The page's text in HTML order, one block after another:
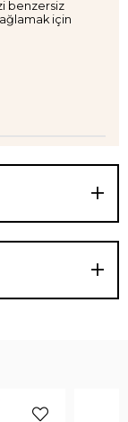
benzersiz
için